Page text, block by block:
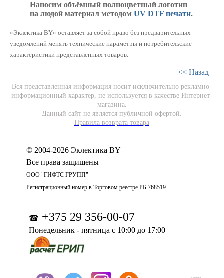
Наносим объёмный полноцветный логотип
на людой материал методомUV DTF печати.
«Эклектика BY» оставляет за собой право без предварительных
уведомлений менять технические параметры и потребительские
характеристики представленных товаров.
<< Назад
Вся представленная информация носит исключительно рекламно-
информационный характер, не используется в качестве Интернет-
магазина.
Данный сайт не является публичной офертой.
Правила возврата товара
© 2004-2026 Эклектика BY
Все права защищены
ООО "ГИФТС ГРУПП"
Регистрационный номер в Торговом реестре РБ 768519
☎ +375 29 356-00-07
Понедельник - пятница с 10:00 до 17:00